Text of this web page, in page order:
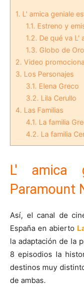
1. L' amica geniale
1.1. Estreno y
1.2. De qué va L'
1.3. Globo de
2. Video
3. Los Personajes
3.1. Elena Greco
3.2. Lila Cerullo
4. Las Familias
4.1. La familia
4.2. La familia
L' amica
Paramount
Así, el canal de
España en abierto
la adaptación de la
8 episodios la
destinos muy
de ambas.